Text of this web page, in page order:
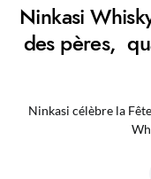
Ninkasi
des pères,
Ninkasi célèbre la